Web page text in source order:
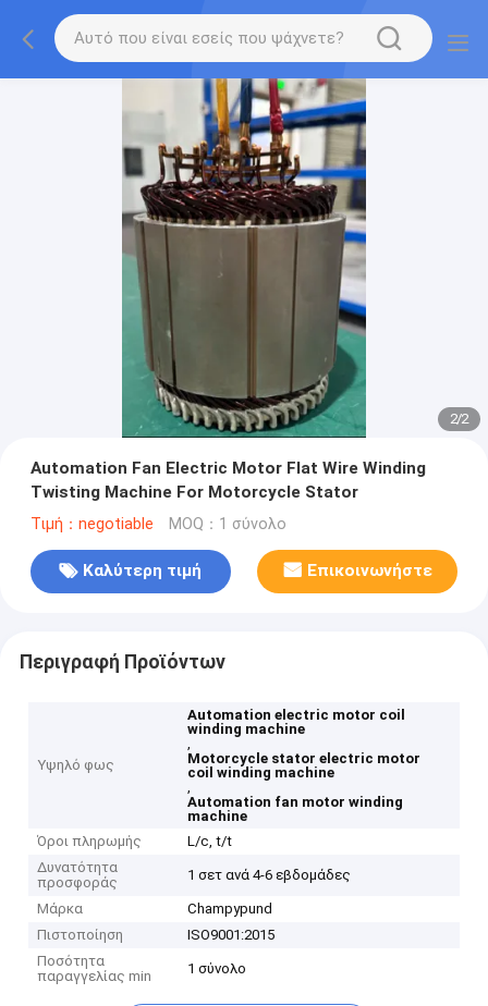
2/2
Automation Fan Electric Motor Flat Wire Winding
Twisting Machine For Motorcycle Stator
Τιμή：negotiable MOQ：1 σύνολο
Καλύτερη τιμή Επικοινωνήστε
Περιγραφή Προϊόντων
Υψηλό φως
Automation electric motor coil
winding machine
,
Motorcycle stator electric motor
coil winding machine
,
Automation fan motor winding
machine
Όροι πληρωμής
L/c, t/t
Δυνατότητα
προσφοράς
1 σετ ανά 4-6 εβδομάδες
Μάρκα
Champypund
Πιστοποίηση
ISO9001:2015
Ποσότητα
παραγγελίας min
1 σύνολο